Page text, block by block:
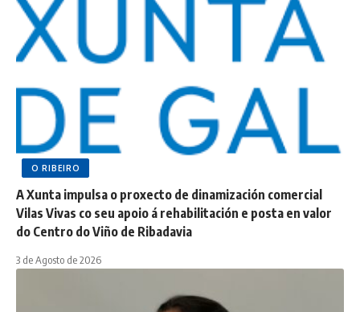
O RIBEIRO
A Xunta impulsa o proxecto de dinamización comercial
Vilas Vivas co seu apoio á rehabilitación e posta en valor
do Centro do Viño de Ribadavia
3 de Agosto de 2026